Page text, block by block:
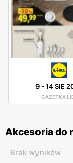
9-14 SIE
GAZETKA
Akcesoria do
Brak wyników